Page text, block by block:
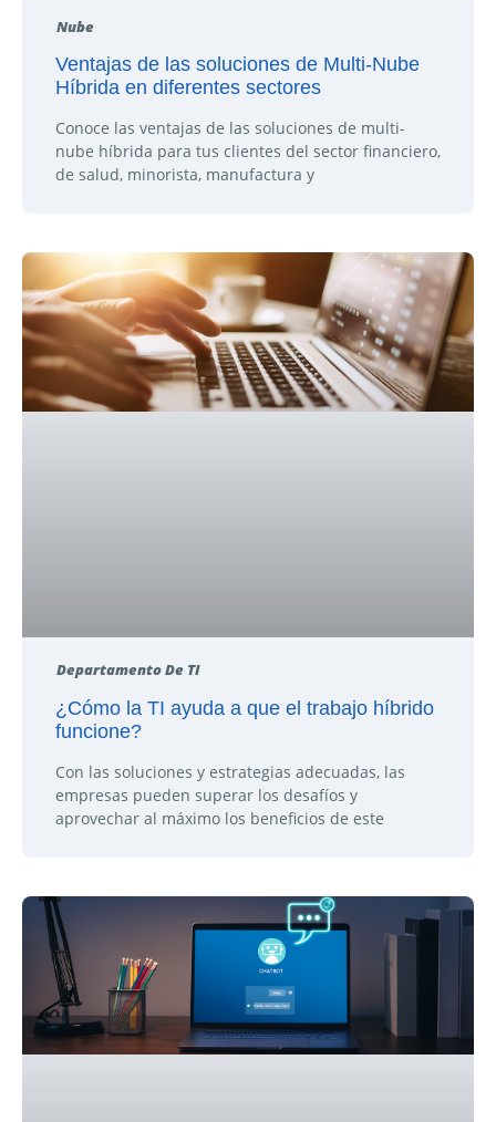
Nube
Ventajas de las soluciones de Multi-Nube
Híbrida en diferentes sectores
Conoce las ventajas de las soluciones de multi-
nube híbrida para tus clientes del sector financiero,
de salud, minorista, manufactura y
Departamento De TI
¿Cómo la TI ayuda a que el trabajo híbrido
funcione?
Con las soluciones y estrategias adecuadas, las
empresas pueden superar los desafíos y
aprovechar al máximo los beneficios de este